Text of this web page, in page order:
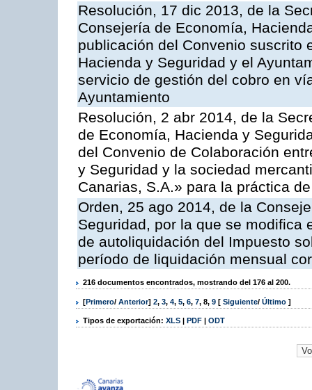
Resolución, 17 dic 2013, de la
Consejería de Economía,
publicación del Convenio suscrito
Hacienda y Seguridad y el
servicio de gestión del cobro en
Ayuntamiento
Resolución, 2 abr 2014, de la
de Economía, Hacienda y
del Convenio de Colaboración
y Seguridad y la sociedad
Canarias, S.A.» para la práctica
Orden, 25 ago 2014, de la
Seguridad, por la que se modifica
de autoliquidación del Impuesto
período de liquidación mensual
216 documentos encontrados, mostrando del 176 al 200.
[Primero/ Anterior] 2, 3, 4, 5, 6, 7, 8, 9 [ Siguiente/ Último ]
Tipos de exportación: XLS | PDF | ODT